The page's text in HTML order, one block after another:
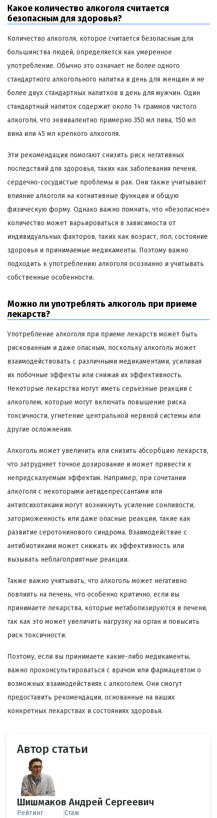
Какое количество алкоголя считается
безопасным для здоровья?
Количество алкоголя, которое считается безопасным для
большинства людей, определяется как умеренное
употребление. Обычно это означает не более одного
стандартного алкогольного напитка в день для женщин и не
более двух стандартных напитков в день для мужчин. Один
стандартный напиток содержит около 14 граммов чистого
алкоголя, что эквивалентно примерно 350 мл пива, 150 мл
вина или 45 мл крепкого алкоголя.
Эти рекомендации помогают снизить риск негативных
последствий для здоровья, таких как заболевания печени,
сердечно-сосудистые проблемы и рак. Они также учитывают
влияние алкоголя на когнитивные функции и общую
физическую форму. Однако важно помнить, что «безопасное»
количество может варьироваться в зависимости от
индивидуальных факторов, таких как возраст, пол, состояние
здоровья и принимаемые медикаменты. Поэтому важно
подходить к употреблению алкоголя осознанно и учитывать
собственные особенности.
Можно ли употреблять алкоголь при приеме
лекарств?
Употребление алкоголя при приеме лекарств может быть
рискованным и даже опасным, поскольку алкоголь может
взаимодействовать с различными медикаментами, усиливая
их побочные эффекты или снижая их эффективность.
Некоторые лекарства могут иметь серьезные реакции с
алкоголем, которые могут включать повышение риска
токсичности, угнетение центральной нервной системы или
другие осложнения.
Алкоголь может увеличить или снизить абсорбцию лекарств,
что затрудняет точное дозирование и может привести к
непредсказуемым эффектам. Например, при сочетании
алкоголя с некоторыми антидепрессантами или
антипсихотиками могут возникнуть усиление сонливости,
заторможенность или даже опасные реакции, такие как
развитие серотонинового синдрома. Взаимодействие с
антибиотиками может снижать их эффективность или
вызывать неблагоприятные реакции.
Также важно учитывать, что алкоголь может негативно
повлиять на печень, что особенно критично, если вы
принимаете лекарства, которые метаболизируются в печени,
так как это может увеличить нагрузку на орган и повысить
риск токсичности.
Поэтому, если вы принимаете какие-либо медикаменты,
важно проконсультироваться с врачом или фармацевтом о
возможных взаимодействиях с алкоголем. Они смогут
предоставить рекомендации, основанные на ваших
конкретных лекарствах и состояниях здоровья.
Автор статьи
Шишмаков Андрей Сергеевич
Рейтинг Стаж